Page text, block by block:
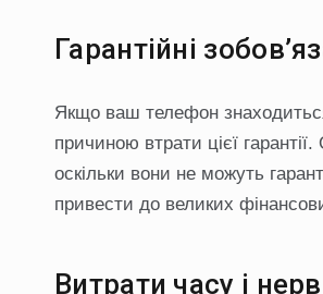
Гарантійні
Якщо ваш телефон
причиною втрати цієї
оскільки вони не можуть
привести до великих
Витрати часу і